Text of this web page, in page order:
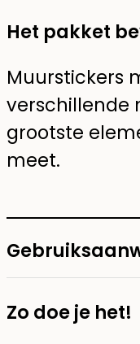
Het pakket
Muurstickers
verschillende
grootste
meet.
Zo doe je het!